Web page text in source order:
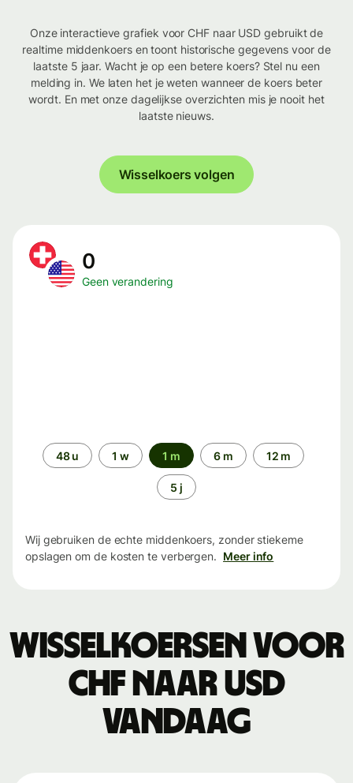
Onze interactieve grafiek voor CHF naar USD gebruikt de
realtime middenkoers en toont historische gegevens voor de
laatste 5 jaar. Wacht je op een betere koers? Stel nu een
melding in. We laten het je weten wanneer de koers beter
wordt. En met onze dagelijkse overzichten mis je nooit het
laatste nieuws.
Wisselkoers volgen
0
Geen verandering
Periode48 u 1 w 1 m 6 m 12 m
5 j
Wij gebruiken de echte middenkoers, zonder stiekeme
opslagen om de kosten te verbergen. Meer info
Wisselkoersen voor
CHF naar USD
vandaag